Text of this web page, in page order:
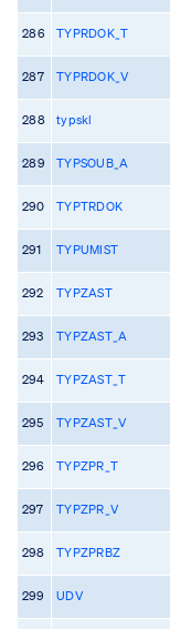
286 TYPRDOK_T
287 TYPRDOK_V
288 typskl
289 TYPSOUB_A
290 TYPTRDOK
291 TYPUMIST
292 TYPZAST
293 TYPZAST_A
294 TYPZAST_T
295 TYPZAST_V
296 TYPZPR_T
297 TYPZPR_V
298 TYPZPRBZ
299 UDV